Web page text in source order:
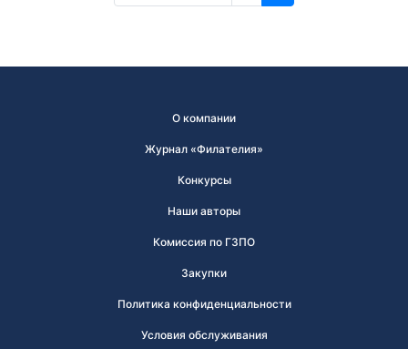
О компании
Журнал «Филателия»
Конкурсы
Наши авторы
Комиссия по ГЗПО
Закупки
Политика конфиденциальности
Условия обслуживания